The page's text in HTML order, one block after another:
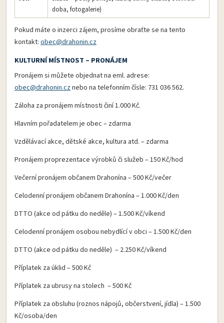
doba, fotogalerie)
Pokud máte o inzerci zájem, prosíme obraťte se na tento
kontakt: obec@drahonin.cz
KULTURNÍ MÍSTNOST – PRONÁJEM
Pronájem si můžete objednat na eml. adrese:
obec@drahonin.cznebo na telefonním čísle: 731 036 562.
Záloha za pronájem místnosti činí 1.000 Kč.
Hlavním pořadatelem je obec – zdarma
Vzdělávací akce, dětské akce, kultura atd. – zdarma
Pronájem proprezentace výrobků či služeb – 150 Kč/hod
Večerní pronájem občanem Drahonína – 500 Kč/večer
Celodenní pronájem občanem Drahonína – 1.000 Kč/den
DTTO (akce od pátku do neděle) – 1.500 Kč/víkend
Celodenní pronájem osobou nebydlící v obci – 1.500 Kč/den
DTTO (akce od pátku do neděle) – 2.250 Kč/víkend
Příplatek za úklid – 500 Kč
Příplatek za ubrusy na stolech – 500 Kč
Příplatek za obsluhu (roznos nápojů, občerstvení, jídla) – 1.500
Kč/osoba/den